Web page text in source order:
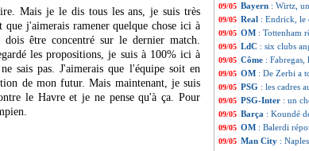
Mais je le dis tous les ans, je suis très
j'aimerais ramener quelque chose ici à
être concentré sur le dernier match.
les propositions, je suis à 100% ici à
sais pas. J'aimerais que l'équipe soit en
de mon futur. Mais maintenant, je suis
le Havre et je ne pense qu'à ça. Pour
09/05 Bayern : Wirtz,
09/05 Real : Endrick, le
09/05 OM : Tottenham
09/05 LdC : six clubs
09/05 Côme :
09/05 OM : De Zerbi a
09/05 PSG : les cadres
09/05 PSG-Inter : un
09/05 Barça : Koundé
09/05 OM : Balerdi
09/05 Man City :